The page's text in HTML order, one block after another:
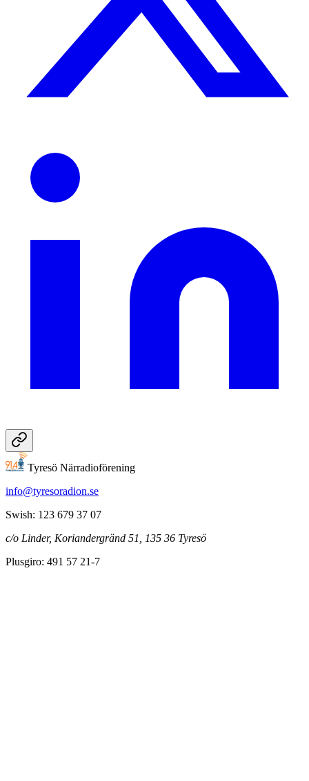
Tyresö Närradioförening
info@tyresoradion.se
Swish: 123 679 37 07
c/o Linder, Koriandergränd 51, 135 36 Tyresö
Plusgiro: 491 57 21-7